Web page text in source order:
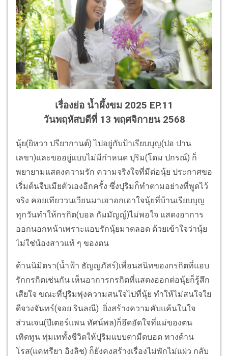
เรื่องย่อ น้ำผึ้งขม 2025 EP.11
วันพฤหัสบดีที่ 13 พฤศจิกายน 2568
นุ้ย(ยิหวา ปรียากานต์) ไปอยู่กับป้าเรียบบุญ(ปอ ปาน
เลขา)และขออยู่แบบไม่มีกำหนด ปุริม(โดม ปกรณ์) ก็
พยายามแสดงความรัก ความจริงใจที่มีต่อนุ้ย ประกาศขอ
เริ่มต้นจีบเมียตัวเองอีกครั้ง ซึ่งปุริมก็ทำตามอย่างที่พูดไว้
จริง คอยเทียววนเวียนมาเอาอกเอาใจนุ้ยที่บ้านเรียบบุญ
ทุกวันทำให้กรกิต(บอล กัมมัญญ์)ไม่พอใจ แสดงอาการ
ออกนอกหน้าเพราะแอบรักนุ้ยมาตลอด ด้วยเข้าใจว่านุ้ย
ไม่ใช่น้องสาวแท้ ๆ ของตน
ด้านนิมิตรา(น้ำฟ้า ธัญญภัสร์)เพื่อนสนิทของกรกิตที่แอบ
รักกรกิตเช่นกัน เห็นอาการกรกิตที่แสดงออกต่อนุ้ยก็รู้สึก
เสียใจ ขณะที่ปุริมพุ่งความสนใจไปที่นุ้ย ทำให้ไม่สนใจใย
ดีจวงจันทร์(จอย รินลณี) ยิ่งสร้างความคับแค้นในใจ
ส่วนเจน(ปีเตอร์แพน ทัศน์พล)ก็อึดอัดใจที่แม่ของตน
เทิดทูน ทุ่มเททั้งชีวิตให้ปุริมแบบตามืดบอด ทางด้าน
โรส(แคทรียา อิงลิช) ก็ยังคงสร้างเรื่องไม่พักไม่แผ่ว กลับ